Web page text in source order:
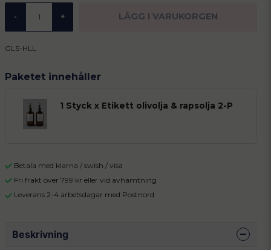
- + LÄGG I VARUKORGEN
GLS-HLL
Paketet innehåller
1 Styck x Etikett olivolja & rapsolja 2-P
Betala med klarna / swish / visa
Fri frakt över 799 kr eller vid avhämtning
Leverans 2-4 arbetsdagar med Postnord
Beskrivning